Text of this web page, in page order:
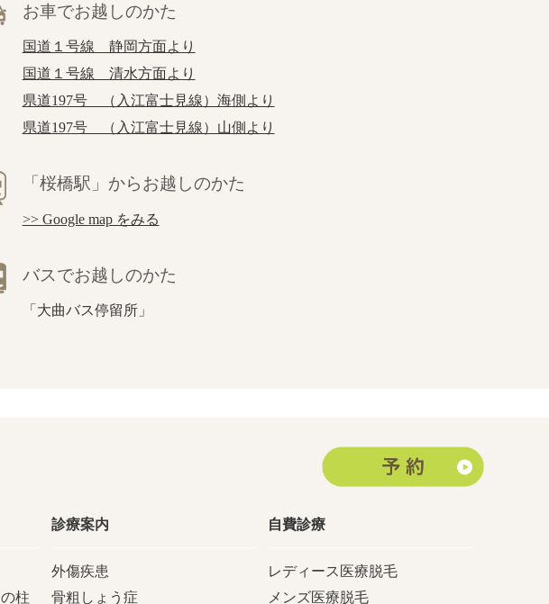
お車でお越しのかた
国道１号線 静岡方面より
国道１号線 清水方面より
県道197号 （入江富士見線）海側より
県道197号 （入江富士見線）山側より
「桜橋駅」からお越しのかた
>> Google map をみる
バスでお越しのかた
「大曲バス停留所」
柱
診療案内
外傷疾患
骨粗しょう症
自費診療
レディース医療脱毛
メンズ医療脱毛